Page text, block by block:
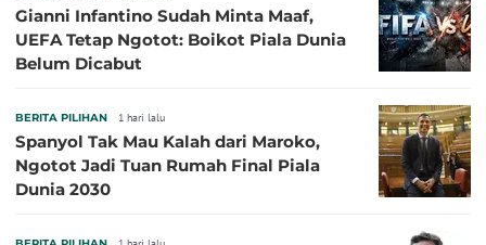
Gianni Infantino Sudah Minta Maaf,
UEFA Tetap Ngotot: Boikot Piala Dunia
Belum Dicabut
BERITA PILIHAN 1 hari lalu
Spanyol Tak Mau Kalah dari Maroko,
Ngotot Jadi Tuan Rumah Final Piala
Dunia 2030